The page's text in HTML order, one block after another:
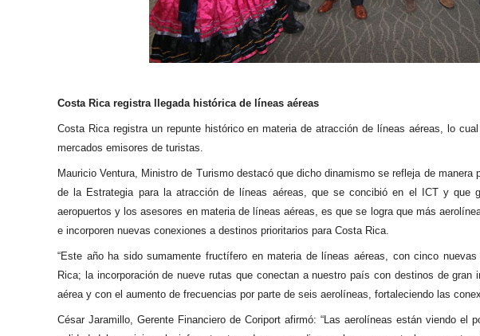
Costa Rica registra llegada histórica de líneas aéreas
Costa Rica registra un repunte histórico en materia de atracción de líneas aéreas, lo
mercados emisores de turistas.
Mauricio Ventura, Ministro de Turismo destacó que dicho dinamismo se refleja de
de la Estrategia para la atracción de líneas aéreas, que se concibió en el ICT y que
aeropuertos y los asesores en materia de líneas aéreas, es que se logra que más
e incorporen nuevas conexiones a destinos prioritarios para Costa Rica.
“Este año ha sido sumamente fructífero en materia de líneas aéreas, con cinco
Rica; la incorporación de nueve rutas que conectan a nuestro país con destinos de
aérea y con el aumento de frecuencias por parte de seis aerolíneas, fortaleciendo las
César Jaramillo, Gerente Financiero de Coriport afirmó: “Las aerolíneas están viendo